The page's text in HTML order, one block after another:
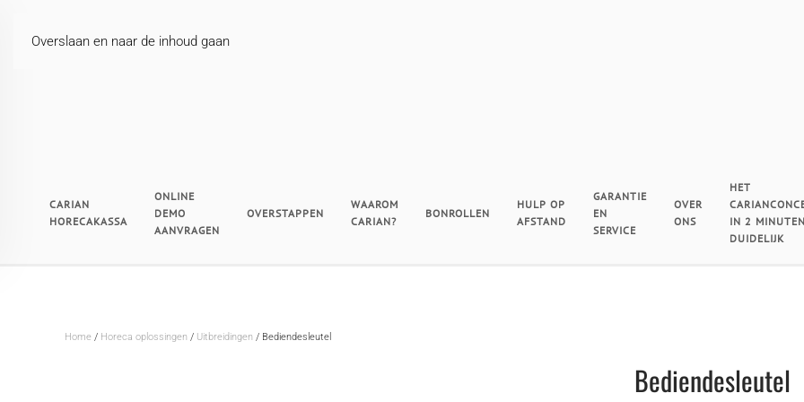
Overslaan en naar de inhoud gaan
CARIAN
HORECAKASSA
ONLINE
DEMO
AANVRAGEN
OVERSTAPPEN
WAAROM
CARIAN?
BONROLLEN
HULP OP
AFSTAND
GARANTIE
EN
SERVICE
OVER
ONS
HET
IN 2 MINUTEN
DUIDELIJK
Home / Horeca oplossingen / Uitbreidingen / Bediendesleutel
Bediendesleutel